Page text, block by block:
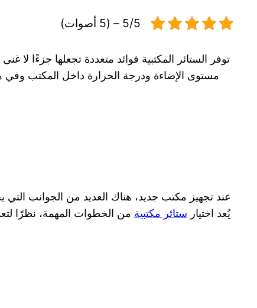
5/5 – (5 أصوات)
توفر الستائر المكتبية فوائد متعددة تجعلها
مستوى الإضاءة ودرجة الحرارة داخل المكتب وفي
عند تجهيز مكتب جديد، هناك العديد من الجوانب التي
يُعد اختيار ستائر مكتبية من الخطوات المهمة، نظرًا